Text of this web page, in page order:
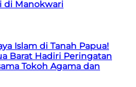
di Manokwari
Islam di Tanah Papua!
Barat Hadiri Peringatan
Tokoh Agama dan